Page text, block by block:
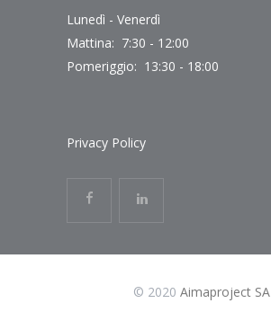
Lunedì - Venerdì
Mattina: 7:30 - 12:00
Pomeriggio: 13:30 - 18:00
Privacy Policy
© 2020 Aimaproject SA